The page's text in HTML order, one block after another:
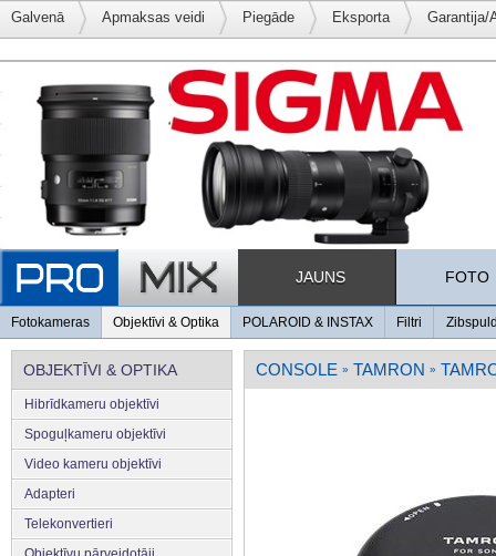
Galvenā Apmaksas veidi Piegāde Eksporta Garantija/
JAUNS FOTO
Fotokameras Objektīvi & Optika POLAROID & INSTAX Filtri
OBJEKTĪVI & OPTIKA
Hibrīdkameru objektīvi
Spoguļkameru objektīvi
Video kameru objektīvi
Adapteri
Telekonvertieri
CONSOLE » TAMRON »